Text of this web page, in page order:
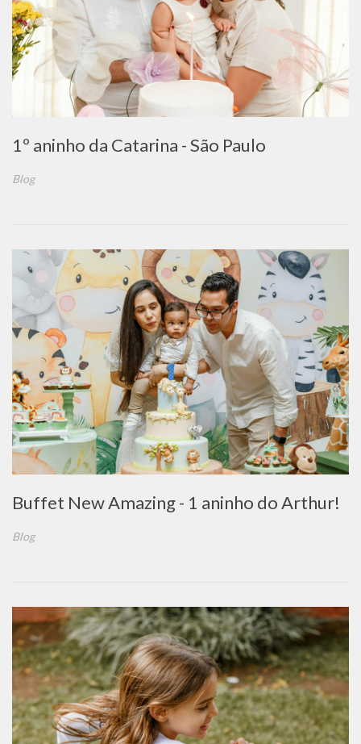
1º aninho da Catarina - São Paulo
Blog
Buffet New Amazing - 1 aninho do Arthur!
Blog